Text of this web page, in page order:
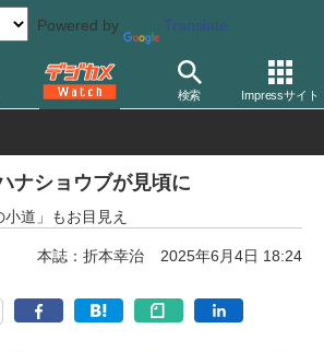
Powered by Translate
検索 Impressサイト
報 花
ナショウブが見頃に
道」もお目見え
本誌：折本幸治 2025年6月4日 18:24